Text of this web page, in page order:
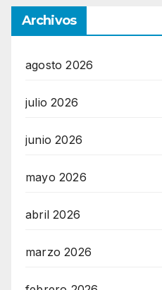
Archivos
agosto 2026
julio 2026
junio 2026
mayo 2026
abril 2026
marzo 2026